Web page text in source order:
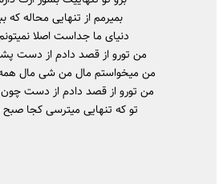
بمیرمم از تنهایی محاله
دنیای ما جداست اصلا
من تورو از قصد دادم از دست
من میخواستم مال من شی مال
من تورو از قصد دادم از دست
تو که تنهایی میترسی کجا